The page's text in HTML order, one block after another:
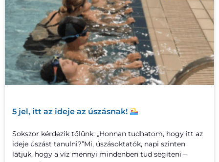
5 jel, itt az ideje az úszásnak!
Sokszor kérdezik tőlünk: „Honnan tudhatom, hogy itt az
ideje úszást tanulni?”Mi, úszásoktatók, napi szinten
látjuk, hogy a víz mennyi mindenben tud segíteni –